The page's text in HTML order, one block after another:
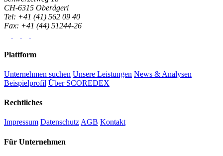
CH-6315 Oberägeri
Tel: +41 (41) 562 09 40
Fax: +41 (44) 51244-26
Plattform
Unternehmen suchen Unsere Leistungen News & Analysen
Beispielprofil Über SCOREDEX
Rechtliches
Impressum Datenschutz AGB Kontakt
Für Unternehmen